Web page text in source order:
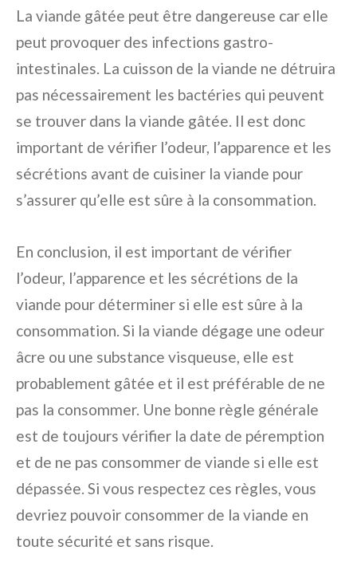
La viande gâtée peut être dangereuse car elle
peut provoquer des infections gastro-
intestinales. La cuisson de la viande ne détruira
pas nécessairement les bactéries qui peuvent
se trouver dans la viande gâtée. Il est donc
important de vérifier l’odeur, l’apparence et les
sécrétions avant de cuisiner la viande pour
s’assurer qu’elle est sûre à la consommation.
En conclusion, il est important de vérifier
l’odeur, l’apparence et les sécrétions de la
viande pour déterminer si elle est sûre à la
consommation. Si la viande dégage une odeur
âcre ou une substance visqueuse, elle est
probablement gâtée et il est préférable de ne
pas la consommer. Une bonne règle générale
est de toujours vérifier la date de péremption
et de ne pas consommer de viande si elle est
dépassée. Si vous respectez ces règles, vous
devriez pouvoir consommer de la viande en
toute sécurité et sans risque.